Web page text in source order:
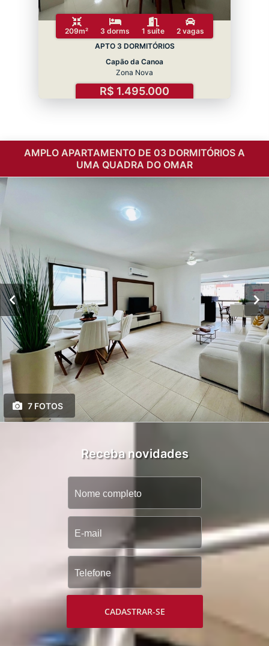
209m² 3 dorms 1 suíte
2 vagas
APTO 3 DORMITÓRIOS
Capão da Canoa
Zona Nova
R$ 1.495.000
AMPLO APARTAMENTO DE 03 DORMITÓRIOS A
UMA QUADRA DO OMAR
7 FOTOS
Receba novidades
CADASTRAR-SE